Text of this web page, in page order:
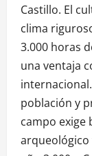
Castillo. El
clima
3.000 horas
una ventaja
población y
campo exige
arqueológico